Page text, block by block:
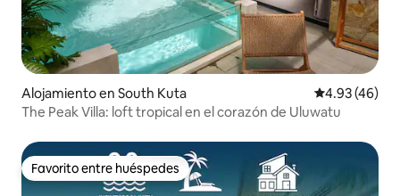
Alojamiento en South Kuta Calificación
4.93 (46)
The Peak Villa: loft tropical en el corazón de Uluwatu
Favorito entre huéspedes
Favorito entre huéspedes